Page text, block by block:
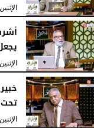
الإثنين، 3 أغسطس
الإثنين، 3 أغسطس
الإثنين، 3 أغسطس